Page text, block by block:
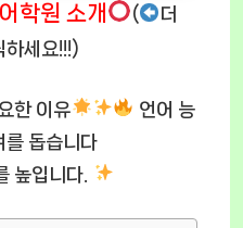
학원 소개 (
더
하세요!!!)
한 이유
언어 능
를 돕습니다
높입니다.